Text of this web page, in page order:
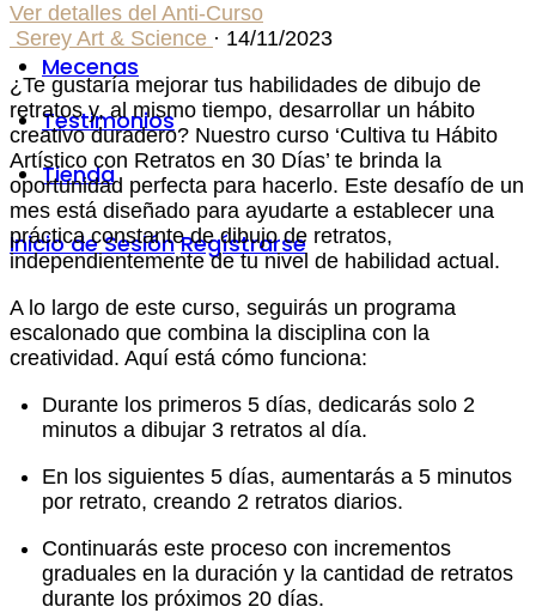
Mecenas
Testimonios
Tienda
Inicio de Sesión Regístrarse
Ver detalles del Anti-Curso
Serey Art & Science · 14/11/2023
¿Te gustaría mejorar tus habilidades de dibujo de
retratos y, al mismo tiempo, desarrollar un hábito
creativo duradero? Nuestro curso ‘Cultiva tu Hábito
Artístico con Retratos en 30 Días’ te brinda la
oportunidad perfecta para hacerlo. Este desafío de un
mes está diseñado para ayudarte a establecer una
práctica constante de dibujo de retratos,
independientemente de tu nivel de habilidad actual.
A lo largo de este curso, seguirás un programa
escalonado que combina la disciplina con la
creatividad. Aquí está cómo funciona:
Durante los primeros 5 días, dedicarás solo 2
minutos a dibujar 3 retratos al día.
En los siguientes 5 días, aumentarás a 5 minutos
por retrato, creando 2 retratos diarios.
Continuarás este proceso con incrementos
graduales en la duración y la cantidad de retratos
durante los próximos 20 días.